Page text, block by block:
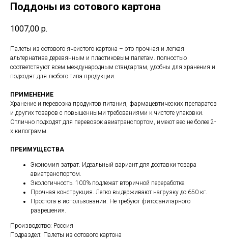
Поддоны из сотового картона
1007,00 р.
Палеты из сотового ячеистого картона – это прочная и легкая
альтернатива деревянным и пластиковым палетам. полностью
соответствуют всем международным стандартам, удобны для хранения и
подходят для любого типа продукции.
ПРИМЕНЕНИЕ
Хранение и перевозка продуктов питания, фармацевтических препаратов
и других товаров с повышенными требованиями к чистоте упаковки.
Отлично подходят для перевозок авиатранспортом, имеют вес не более 2-
х килограмм.
ПРЕИМУЩЕСТВА
Экономия затрат. Идеальный вариант для доставки товара
авиатранспортом.
Экологичность. 100% подлежат вторичной переработке.
Прочная конструкция. Легко выдерживают нагрузку до 650 кг.
Простота в использовании. Не требуют фитосанитарного
разрешения.
Производство: Россия
Подраздел: Палеты из сотового картона